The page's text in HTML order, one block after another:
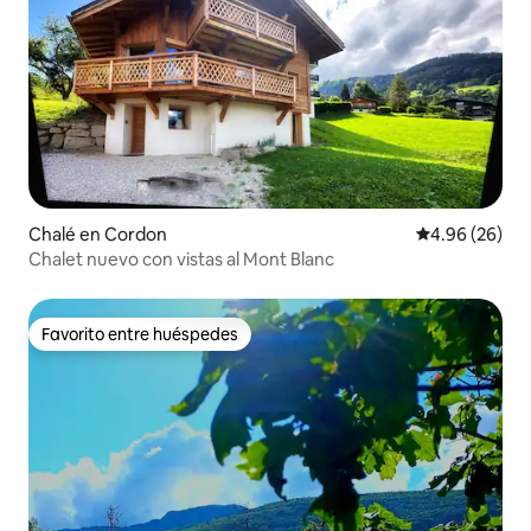
Chalé en Cordon Calificación
4.96 (26)
Chalet nuevo con vistas al Mont Blanc
Favorito entre huéspedes
Favorito entre huéspedes